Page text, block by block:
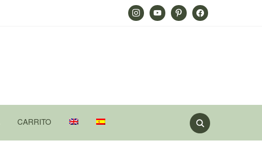
InstagramYoutube PinterestFacebook
CARRITO